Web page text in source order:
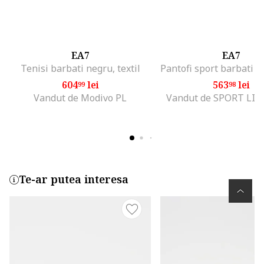
EA7
Tenisi barbati negru, textil
60499lei
Vandut de Modivo PL
EA7
56398lei
Vandut de SPORT
Te-ar putea interesa